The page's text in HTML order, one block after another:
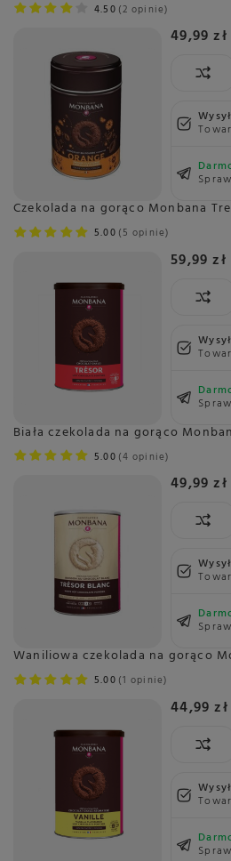
4.50 2 opinie
49,99 zł
Czekolada na gorąco Monbana
5.00 5 opinie
59,99 zł
Biała czekolada na gorąco
5.00 4 opinie
49,99 zł
Waniliowa czekolada na gorąco
5.00 1 opinie
44,99 zł